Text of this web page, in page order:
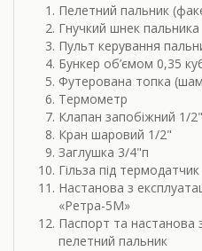
Пелетний пальник
Гнучкий шнек пальника
Пульт керування
Бункер об’ємом 0,35
Футерована топка
Термометр
Клапан запобіжний 1/2"
Кран шаровий 1/2"
Заглушка 3/4"п
Гільза під термодатчик
Настанова з
«Ретра-5М»
Паспорт та настанова
пелетний пальник